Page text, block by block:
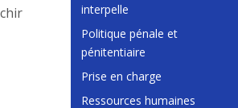
interpelle
Politique pénale et
pénitentiaire
Prise en charge
Ressources humaines